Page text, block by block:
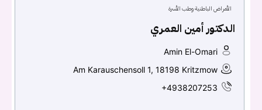
الأمراض الباطنية وطب الأسرة
الدكتور أمين العمري
Amin El-Omari
Am Karauschensoll 1, 18198 Kritzmow
+4938207253